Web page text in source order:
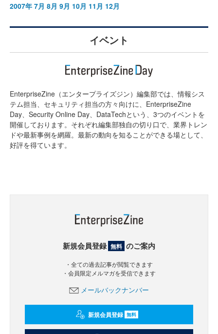
2007年 7月 8月 9月 10月 11月 12月
イベント
EnterpriseZine（エンタープライズジン）編集部では、情報シス
テム担当、セキュリティ担当の方々向けに、EnterpriseZine
Day、Security Online Day、DataTechという、3つのイベントを
開催しております。それぞれ編集部独自の切り口で、業界トレン
ドや最新事例を網羅。最新の動向を知ることができる場として、
好評を得ています。
新規会員登録 無料 のご案内
・全ての過去記事が閲覧できます
・会員限定メルマガを受信できます
メールバックナンバー
新規会員登録 無料